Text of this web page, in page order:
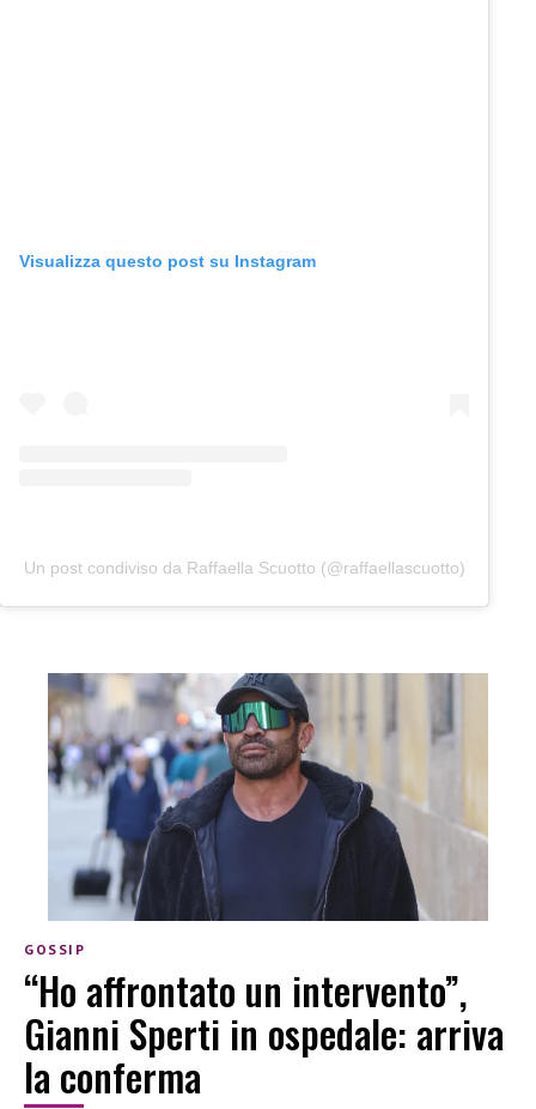
Visualizza questo post su Instagram
Un post condiviso da Raffaella Scuotto (@raffaellascuotto)
GOSSIP
“Ho affrontato un intervento”,
Gianni Sperti in ospedale: arriva
la conferma